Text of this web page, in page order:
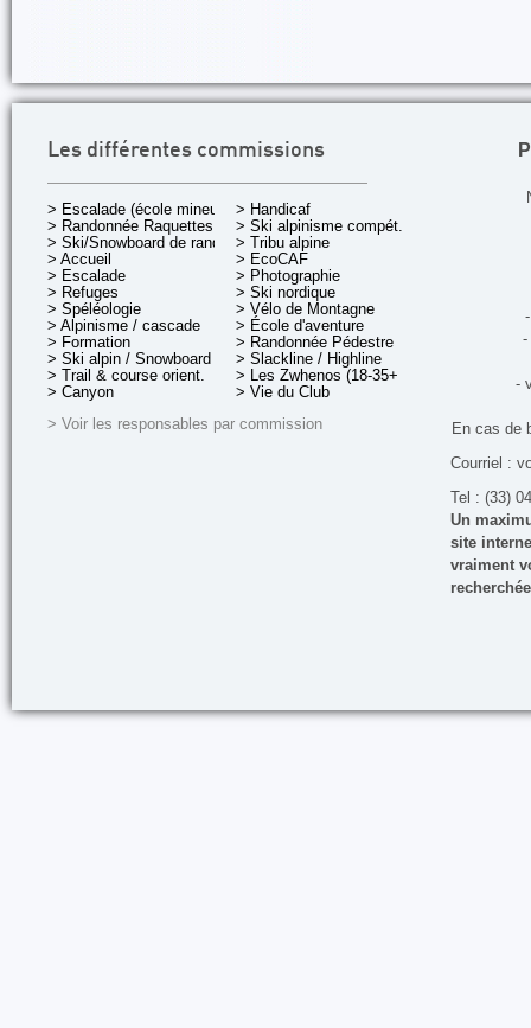
Les différentes commissions
> Escalade (école mineurs)
> Randonnée Raquettes
> Ski/Snowboard de rando.
> Accueil
> Escalade
> Refuges
> Spéléologie
> Alpinisme / cascade
> Formation
> Ski alpin / Snowboard
> Trail & course orient.
> Canyon
> Handicaf
> Ski alpinisme compét.
> Tribu alpine
> EcoCAF
> Photographie
> Ski nordique
> Vélo de Montagne
> École d'aventure
> Randonnée Pédestre
> Slackline / Highline
> Les Zwhenos (18-35+ ans)
> Vie du Club
> Voir les responsables par commission
-
-
En cas de
Courriel :
Tel : (33)
Un
site
vraiment